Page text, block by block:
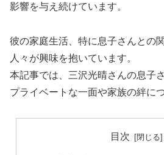
影響を与え続けています。
彼の家庭生活、特に息子さんとの
人々が興味を抱いています。
本記事では、三沢光晴さんの息子
プライベートな一面や家族の絆に
目次